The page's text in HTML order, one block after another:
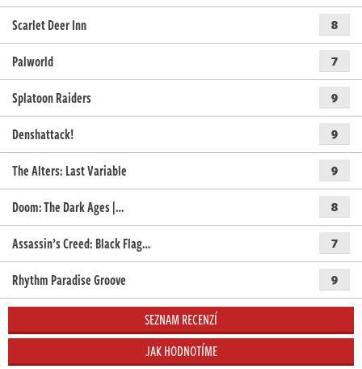
Scarlet Deer Inn
8
Palworld 7
Splatoon Raiders 9
Denshattack! 9
The Alters: Last Variable 9
Doom: The Dark Ages |… 8
Assassin’s Creed: Black Flag… 7
Rhythm Paradise Groove 9
SEZNAM RECENZÍ
JAK HODNOTÍME